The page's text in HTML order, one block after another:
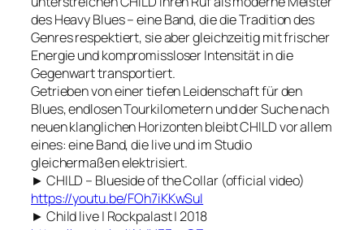
des Heavy Blues – eine Band, die die Tradition des
Genres respektiert, sie aber gleichzeitig mit frischer
Energie und kompromissloser Intensität in die
Gegenwart transportiert.
Getrieben von einer tiefen Leidenschaft für den
Blues, endlosen Tourkilometern und der Suche nach
neuen klanglichen Horizonten bleibt CHILD vor allem
eines: eine Band, die live und im Studio
gleichermaßen elektrisiert.
► CHILD – Blueside of the Collar (official video)
https://youtu.be/FOh7iKKwSuI
► Child live | Rockpalast | 2018